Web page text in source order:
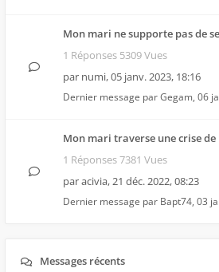
Mon mari ne supporte pas de
1 Réponses 5309 Vues
par numi,05 janv. 2023, 18:16
Dernier message parGegam, 06
Mon mari traverse une crise
1 Réponses 7381 Vues
paracivia,21 déc. 2022, 08:23
Dernier message par Bapt74, 03
Messages récents